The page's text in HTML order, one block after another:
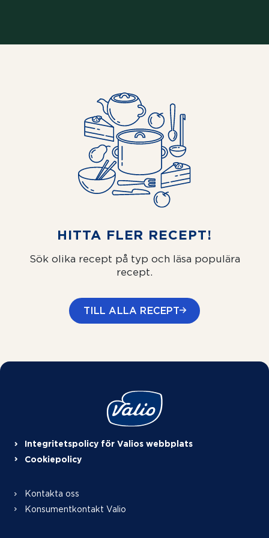
HITTA FLER RECEPT!
Sök olika recept på typ och läsa populära
recept.
TILL ALLA RECEPT
Integritetspolicy för Valios webbplats
Cookiepolicy
Kontakta oss
Konsumentkontakt Valio